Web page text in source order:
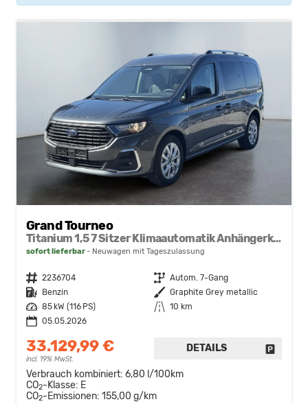
Grand Tourneo
Titanium 1,5 7 Sitzer Klimaautomatik Anhängerkupplung Sitzheizung Einparkhilfe Kamera 17 Zoll Leichtmetall ACC
sofort lieferbar Neuwagen mit Tageszulassung
Fahrzeugnr. 2236704 Getriebe Autom. 7-Gang
Kraftstoff
Benzin Außenfarbe Graphite Grey metallic
Leistung
85 kW (116 PS) Kilometerstand
10 km
05.05.2026
33.129,99 €
incl. 19% MwSt.
DETAILS
Verbrauch kombiniert: 6,80 l/100km
CO2-Klasse: E
CO2-Emissionen: 155,00 g/km